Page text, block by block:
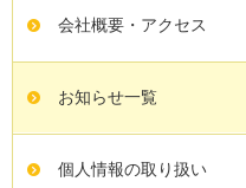
会社概要・アクセス
お知らせ一覧
個人情報の取り扱い